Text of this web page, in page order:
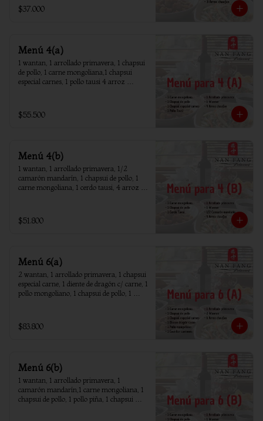
$37.000
Menú 4(a)
1 wantan, 1 arrollado primavera, 1 chapsui
de pollo, 1 carne mongoliana,1 chapsui
especial carnes, 1 pollo tausi 4 arroz
$55.500
Menú 4(b)
1 wantan, 1 arrollado primavera, 1/2
camarón mandarín, 1 chapsui de pollo, 1
carne mongoliana, 1 cerdo tausi, 4 arroz
$51.800
Menú 6(a)
2 wantan, 1 arrollado primavera, 1 chapsui
especial carne, 1 diente de dragón c/ carne, 1
pollo mongoliano, 1 chapsui de pollo, 1
$83.800
Menú 6(b)
1 wantan, 1 arrollado primavera, 1
camarón mandarín,1 carne mongoliana, 1
chapsui de pollo, 1 pollo piña, 1 chapsui